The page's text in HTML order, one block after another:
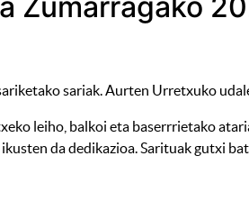
sariak. Aurten Urretxuko
leiho, balkoi eta baserrrietako
da dedikazioa. Sarituak gutxi